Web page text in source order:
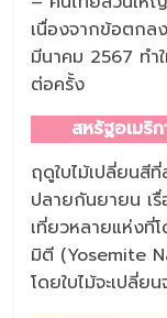
เนื่องจากข้อตกล
มีนาคม 2567 ทำ
ต่อครั้ง
สหรัฐอเม
ฤดูใบไม้เปลี่ยนสี
ปลายกันยายน เ
เที่ยวหลายแห่งที่
มิตี (Yosemite
โดยใบไม้จะเปลี่ย